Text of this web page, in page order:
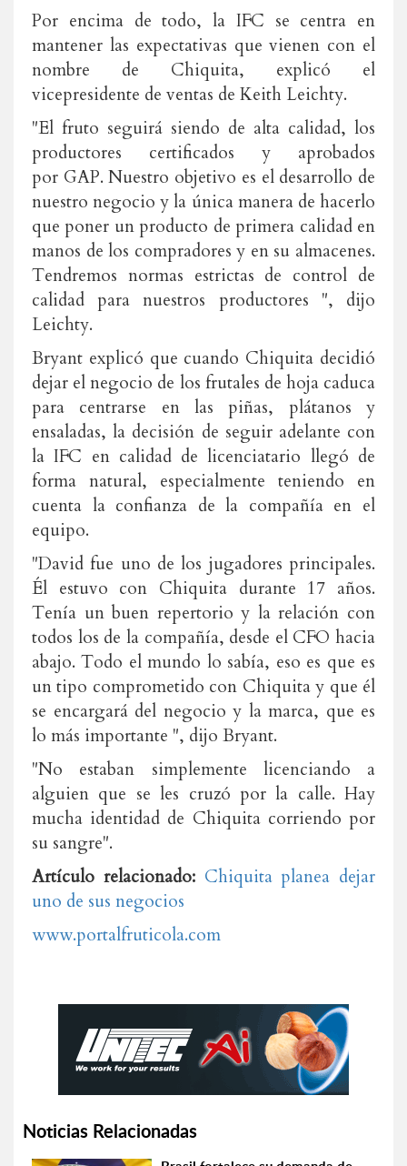
Por encima de todo, la IFC se centra en
mantener las expectativas que vienen con el
nombre de Chiquita, explicó el
vicepresidente de ventas de Keith Leichty.
"El fruto seguirá siendo de alta calidad, los
productores certificados y aprobados
por GAP. Nuestro objetivo es el desarrollo de
nuestro negocio y la única manera de hacerlo
que poner un producto de primera calidad en
manos de los compradores y en su almacenes.
Tendremos normas estrictas de control de
calidad para nuestros productores ", dijo
Leichty.
Bryant explicó que cuando Chiquita decidió
dejar el negocio de los frutales de hoja caduca
para centrarse en las piñas, plátanos y
ensaladas, la decisión de seguir adelante con
la IFC en calidad de licenciatario llegó de
forma natural, especialmente teniendo en
cuenta la confianza de la compañía en el
equipo.
"David fue uno de los jugadores principales.
Él estuvo con Chiquita durante 17 años.
Tenía un buen repertorio y la relación con
todos los de la compañía, desde el CFO hacia
abajo. Todo el mundo lo sabía, eso es que es
un tipo comprometido con Chiquita y que él
se encargará del negocio y la marca, que es
lo más importante ", dijo Bryant.
"No estaban simplemente licenciando a
alguien que se les cruzó por la calle. Hay
mucha identidad de Chiquita corriendo por
su sangre".
Artículo relacionado: Chiquita planea dejar
uno de sus negocios
www.portalfruticola.com
Noticias Relacionadas